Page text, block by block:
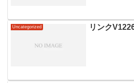
Uncategorized リンク